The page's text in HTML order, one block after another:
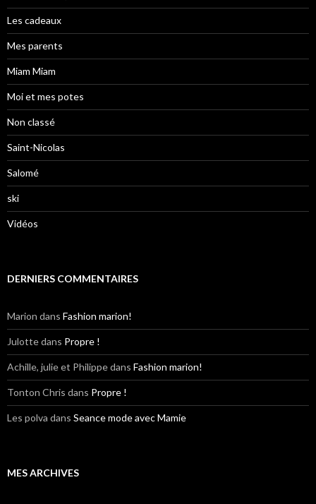
Les cadeaux
Mes parents
Miam Miam
Moi et mes potes
Non classé
Saint-Nicolas
Salomé
ski
Vidéos
DERNIERS COMMENTAIRES
Marion dans Fashion marion!
Julottedans Propre !
Achille, julie et Philippedans Fashion marion!
Tonton Chris dans Propre !
Les polva dans Seance mode avec Mamie
MES ARCHIVES